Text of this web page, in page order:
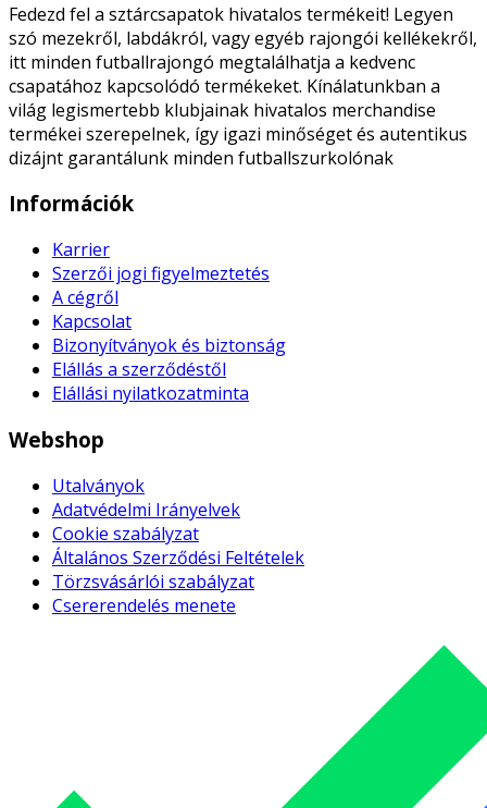
Fedezd fel a sztárcsapatok hivatalos termékeit! Legyen
szó mezekről, labdákról, vagy egyéb rajongói kellékekről,
itt minden futballrajongó megtalálhatja a kedvenc
csapatához kapcsolódó termékeket. Kínálatunkban a
világ legismertebb klubjainak hivatalos merchandise
termékei szerepelnek, így igazi minőséget és autentikus
dizájnt garantálunk minden futballszurkolónak
Információk
Karrier
Szerzői jogi figyelmeztetés
A cégről
Kapcsolat
Bizonyítványok és biztonság
Elállás a szerződéstől
Elállási nyilatkozatminta
Webshop
Utalványok
Adatvédelmi Irányelvek
Cookie szabályzat
Általános Szerződési Feltételek
Törzsvásárlói szabályzat
Csererendelés menete